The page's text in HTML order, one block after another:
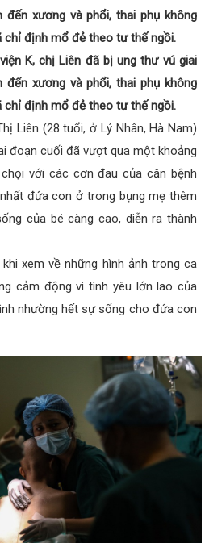
xương và phổi, thai phụ không
định mổ đẻ theo tư thế ngồi.
K, chị Liên đã bị ung thư vú giai
xương và phổi, thai phụ không
định mổ đẻ theo tư thế ngồi.
Liên (28 tuổi, ở Lý Nhân, Hà Nam)
đoạn cuối đã vượt qua một khoảng
với các cơn đau của căn bệnh
đứa con ở trong bụng mẹ thêm
của bé càng cao, diễn ra thành
xem về những hình ảnh trong ca
cảm động vì tình yêu lớn lao của
nhường hết sự sống cho đứa con